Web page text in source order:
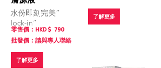
水份即刻完美”
lock-in”
零售價：HKD $ 790
批發價：請與專人聯絡
了解更多
了解更多